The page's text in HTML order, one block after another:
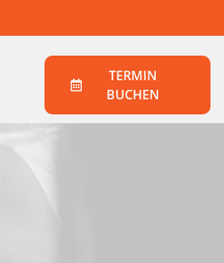
TERMIN
BUCHEN